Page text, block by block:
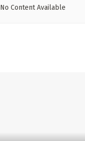
No Content Available